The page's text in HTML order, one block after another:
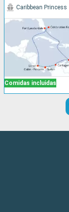
Comidas incluidas
Caribbean Princess